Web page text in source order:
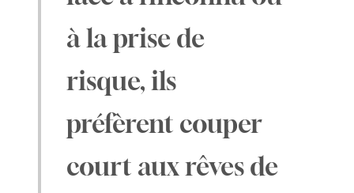
à la prise de
risque, ils
préfèrent couper
court aux rêves de